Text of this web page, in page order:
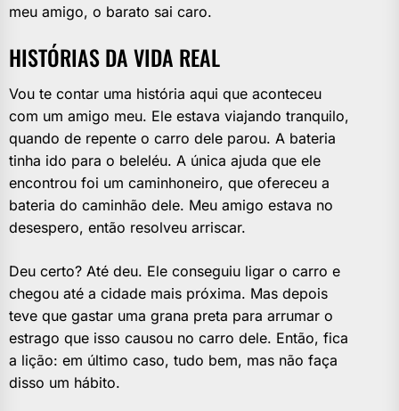
meu amigo, o barato sai caro.
HISTÓRIAS DA VIDA REAL
Vou te contar uma história aqui que aconteceu
com um amigo meu. Ele estava viajando tranquilo,
quando de repente o carro dele parou. A bateria
tinha ido para o beleléu. A única ajuda que ele
encontrou foi um caminhoneiro, que ofereceu a
bateria do caminhão dele. Meu amigo estava no
desespero, então resolveu arriscar.
Deu certo? Até deu. Ele conseguiu ligar o carro e
chegou até a cidade mais próxima. Mas depois
teve que gastar uma grana preta para arrumar o
estrago que isso causou no carro dele. Então, fica
a lição: em último caso, tudo bem, mas não faça
disso um hábito.